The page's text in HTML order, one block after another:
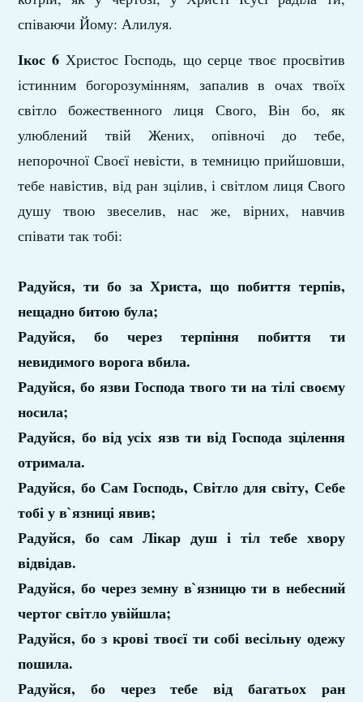
співаючи Йому: Алилуя.
Ікос 6 Христос Господь, що серце твоє просвітив
істинним богорозумінням, запалив в очах твоїх
світло божественного лиця Свого, Він бо, як
улюблений твій Жених, опівночі до тебе,
непорочної Своєї невісти, в темницю прийшовши,
тебе навістив, від ран зцілив, і світлом лиця Свого
душу твою звеселив, нас же, вірних, навчив
співати так тобі:
Радуйся, ти бо за Христа, що побиття терпів,
нещадно битою була;
Радуйся, бо через терпіння побиття ти
невидимого ворога вбила.
Радуйся, бо язви Господа твого ти на тілі своєму
носила;
Радуйся, бо від усіх язв ти від Господа зцілення
отримала.
Радуйся, бо Сам Господь, Світло для світу, Себе
тобі у в`язниці явив;
Радуйся, бо сам Лікар душ і тіл тебе хвору
відвідав.
Радуйся, бо через земну в`язницю ти в небесний
чертог світло увійшла;
Радуйся, бо з крові твоєї ти собі весільну одежу
пошила.
Радуйся, бо через тебе від багатьох ран